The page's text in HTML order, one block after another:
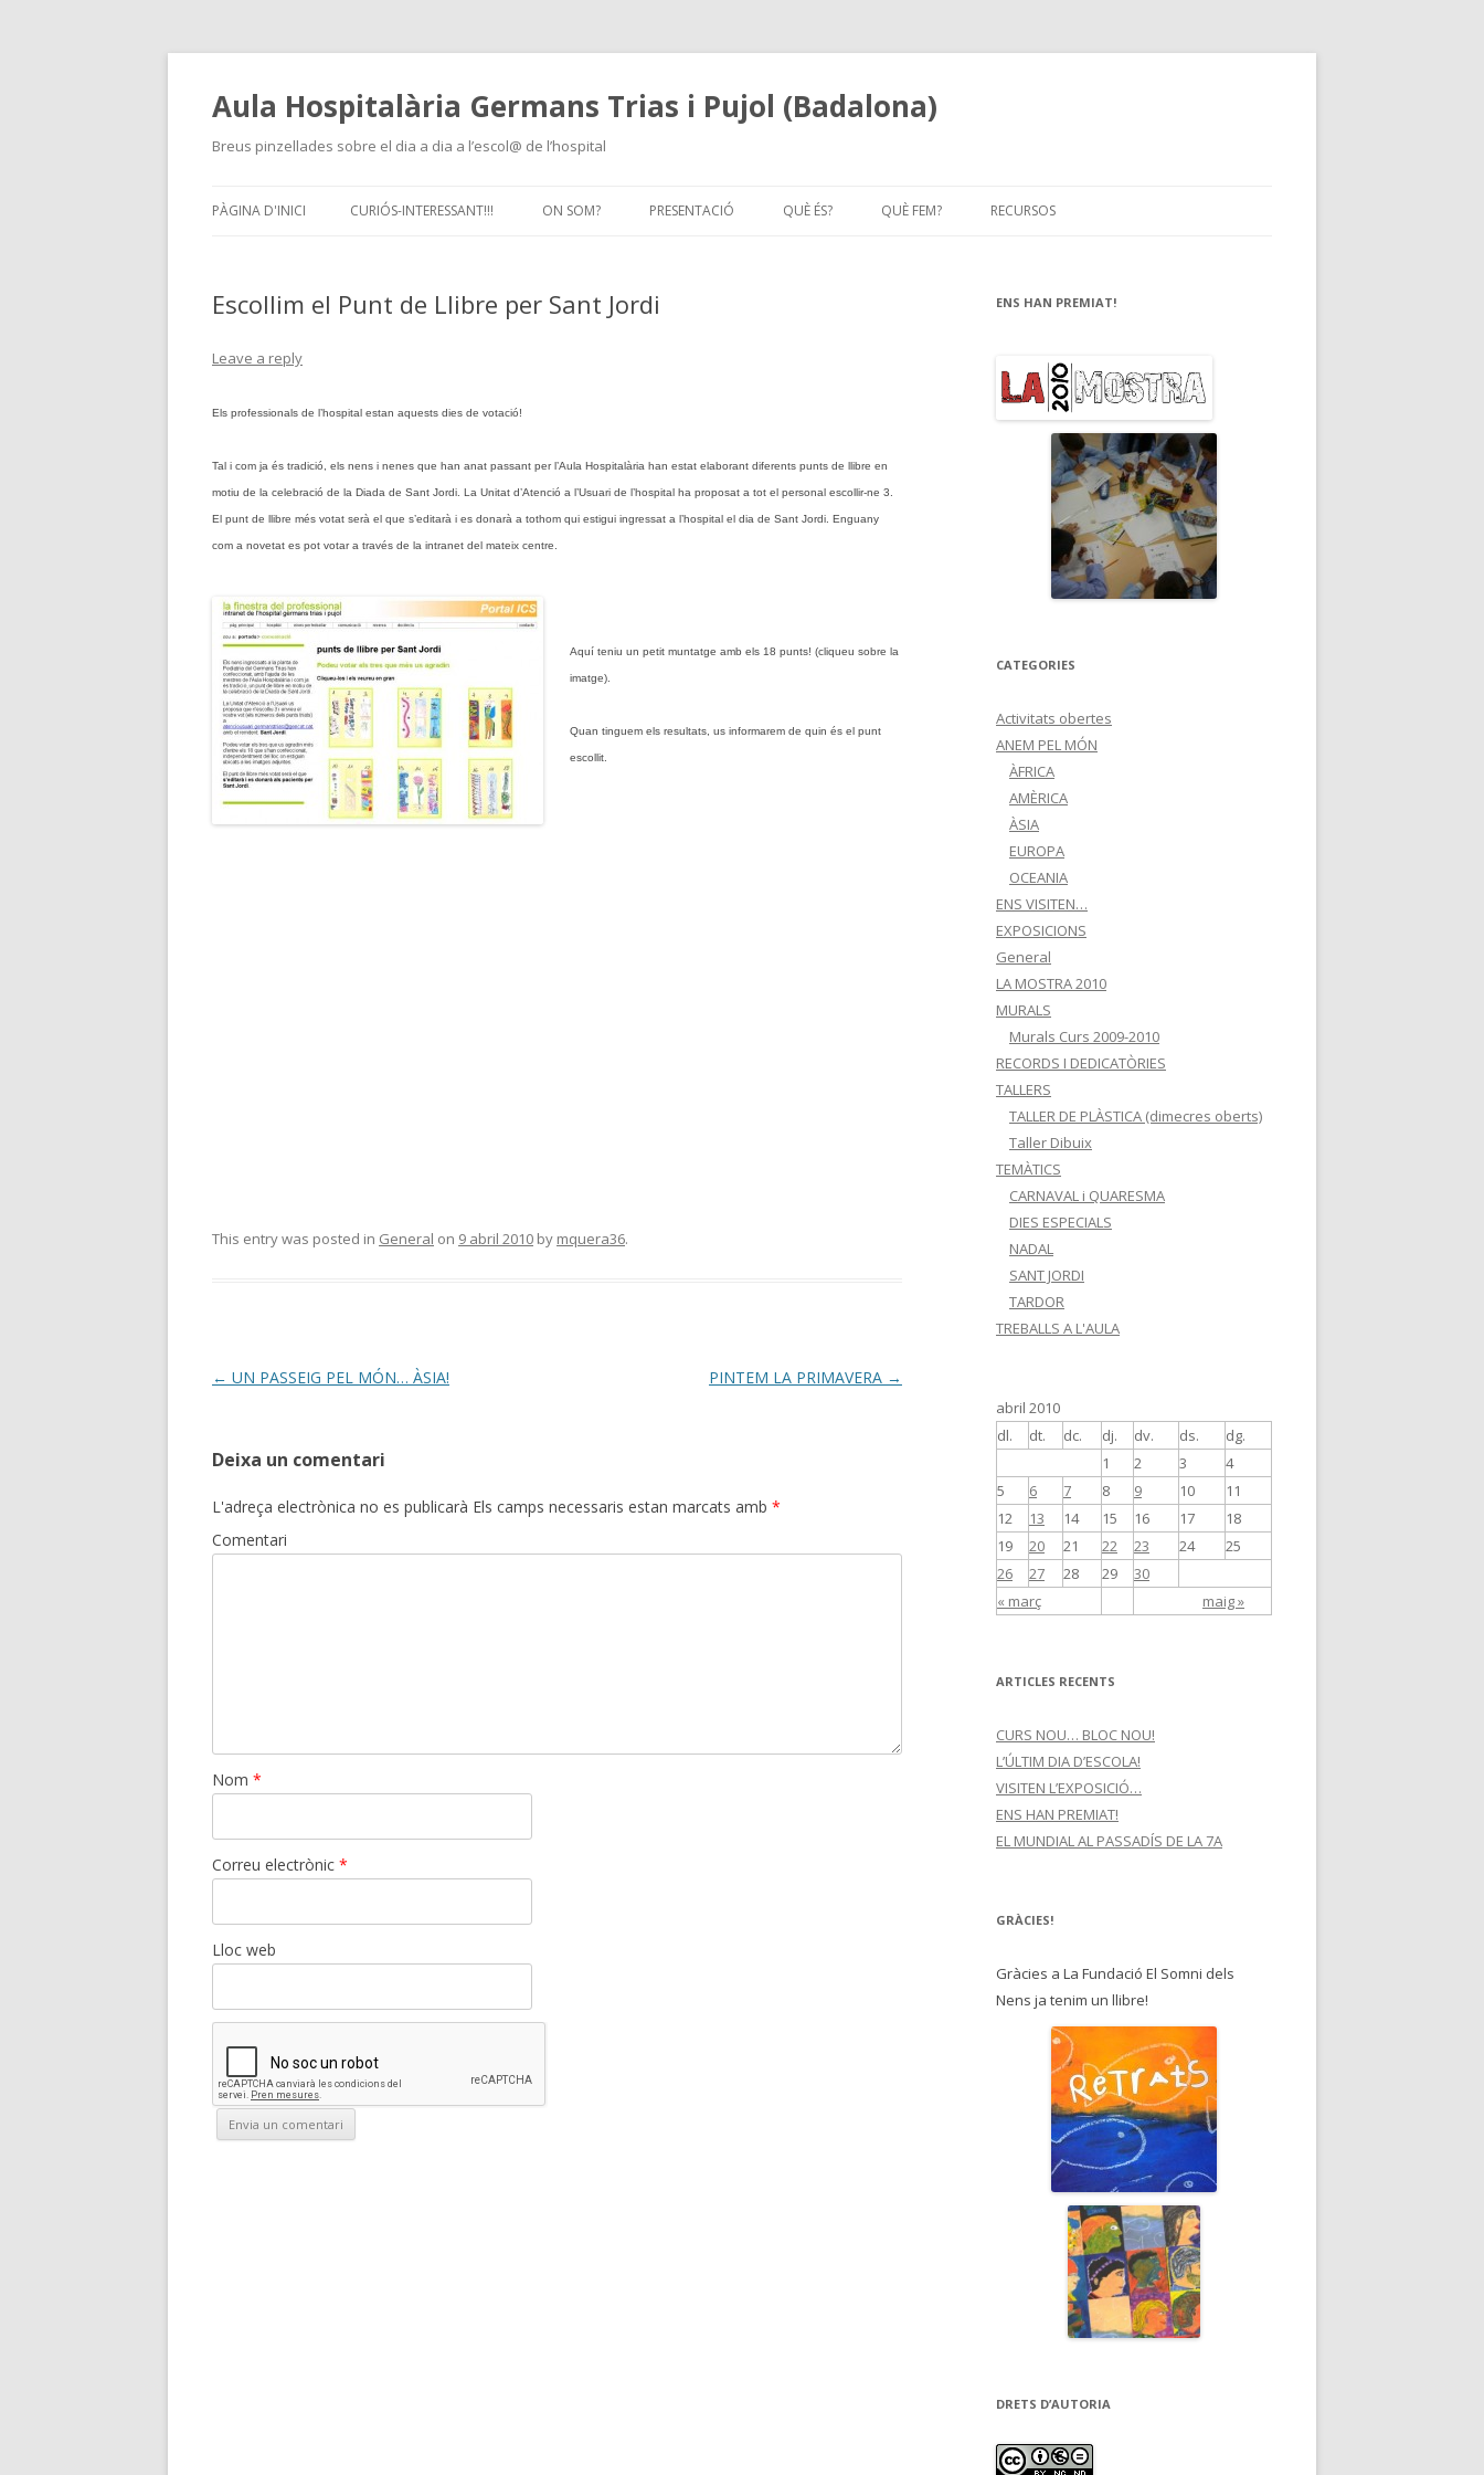
Aula Hospitalària Germans Trias i Pujol (Badalona)
Breus pinzellades sobre el dia a dia a l’escol@ de l’hospital
content
PÀGINA D'INICI CURIÓS-INTERESSANT!!! ON SOM? PRESENTACIÓ QUÈ ÉS? QUÈ FEM? RECURSOS
Escollim el Punt de Llibre per Sant Jordi
Leave a reply
Els professionals de l’hospital estan aquests dies de votació!
Tal i com ja és tradició, els nens i nenes que han anat passant per l’Aula Hospitalària han estat elaborant diferents punts de llibre en
motiu de la celebració de la Diada de Sant Jordi. La Unitat d’Atenció a l’Usuari de l’hospital ha proposat a tot el personal escollir-ne 3.
El punt de llibre més votat serà el que s’editarà i es donarà a tothom qui estigui ingressat a l’hospital el dia de Sant Jordi. Enguany
com a novetat es pot votar a través de la intranet del mateix centre.
Aquí teniu un petit muntatge amb els 18 punts! (cliqueu sobre la
imatge).
Quan tinguem els resultats, us informarem de quin és el punt
escollit.
This entry was posted in General on 9 abril 2010 by mquera36.
Post
← UN PASSEIG PEL MÓN… ÀSIA! PINTEM LA PRIMAVERA →
Deixa un comentari
L'adreça electrònica no es publicarà Els camps necessaris estan marcats amb *
Comentari
Nom *
Correu electrònic *
Lloc web
ENS HAN PREMIAT!
CATEGORIES
Activitats obertes
ANEM PEL MÓN
ÀFRICA
AMÈRICA
ÀSIA
EUROPA
OCEANIA
ENS VISITEN…
EXPOSICIONS
General
LA MOSTRA 2010
MURALS
Murals Curs 2009-2010
RECORDS I DEDICATÒRIES
TALLERS
TALLER DE PLÀSTICA (dimecres oberts)
Taller Dibuix
TEMÀTICS
CARNAVAL i QUARESMA
DIES ESPECIALS
NADAL
SANT JORDI
TARDOR
TREBALLS A L'AULA
abril 2010
dl.
dt. dc. dj. dv. ds. dg.
« març maig »
1 2 3
4
5
6 7 8 9 10
11
12
13 14 15 16 17
18
19
20 21 22 23 24
25
26
27 28 29 30
ARTICLES RECENTS
CURS NOU… BLOC NOU!
L’ÚLTIM DIA D’ESCOLA!
VISITEN L’EXPOSICIÓ…
ENS HAN PREMIAT!
EL MUNDIAL AL PASSADÍS DE LA 7A
GRÀCIES!
Gràcies a La Fundació El Somni dels
Nens ja tenim un llibre!
DRETS D’AUTORIA